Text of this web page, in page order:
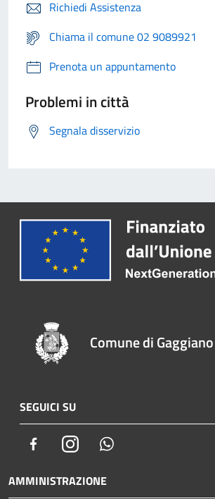
Richiedi Assistenza
Chiama il comune 02 9089921
Prenota un appuntamento
Problemi in città
Segnala disservizio
Comune di Gaggiano
SEGUICI SU
FacebookInstagram
AMMINISTRAZIONE